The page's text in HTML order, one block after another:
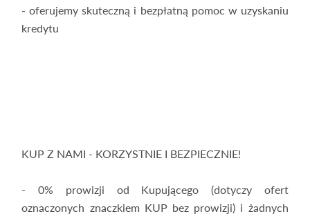
- oferujemy skuteczną i bezpłatną pomoc w uzyskaniu
kredytu
KUP Z NAMI - KORZYSTNIE I BEZPIECZNIE!
- 0% prowizji od Kupującego (dotyczy ofert
oznaczonych znaczkiem KUP bez prowizji) i żadnych